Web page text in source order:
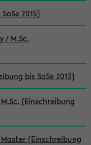
2015)
/ M.Sc.
bis SoSe 2013)
(Einschreibung
(Einschreibung